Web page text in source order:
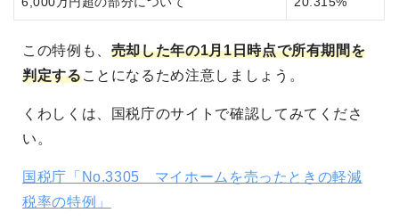
この特例も、 売却した年の1月1日時点で所有期間を
判定することになるため注意しましょう。
くわしくは、国税庁のサイトで確認してみてくださ
い。
国税庁「No.3305 マイホームを売ったときの軽減
税率の特例」